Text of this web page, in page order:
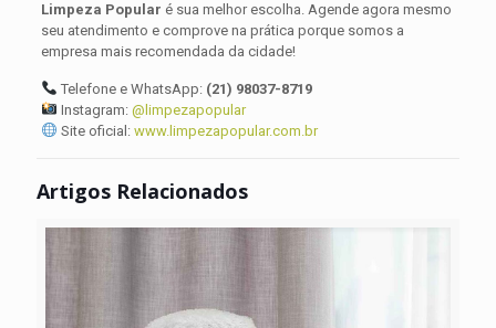
Limpeza Popular é sua melhor escolha. Agende agora mesmo
seu atendimento e comprove na prática porque somos a
empresa mais recomendada da cidade!
Telefone e WhatsApp: (21) 98037-8719
Instagram: @limpezapopular
Site oficial: www.limpezapopular.com.br
Artigos Relacionados